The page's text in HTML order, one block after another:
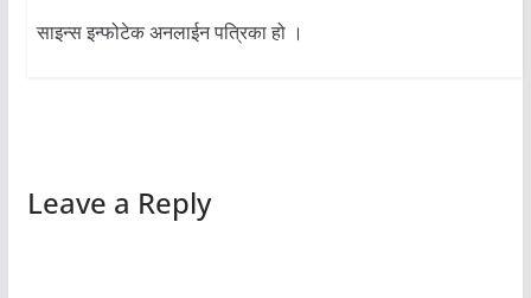
साइन्स इन्फोटेक अनलाईन पत्रिका हो ।
Leave a Reply